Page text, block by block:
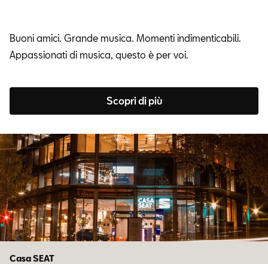
Buoni amici. Grande musica. Momenti indimenticabili.
Appassionati di musica, questo è per voi.
Scopri di più
Casa SEAT